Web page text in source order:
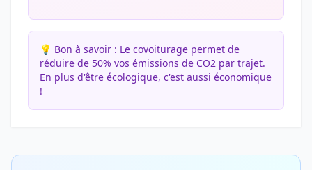
💡 Bon à savoir : Le covoiturage permet de
réduire de 50% vos émissions de CO2 par trajet.
En plus d'être écologique, c'est aussi économique
!